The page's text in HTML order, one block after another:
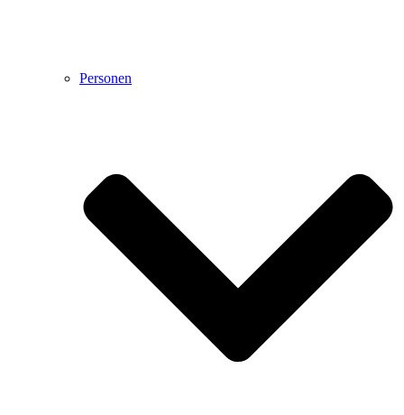
Personen